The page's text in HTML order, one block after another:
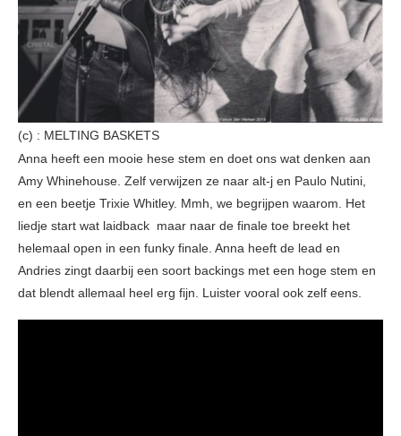
(c) : MELTING BASKETS
Anna heeft een mooie hese stem en doet ons wat denken aan
Amy Whinehouse. Zelf verwijzen ze naar alt-j en Paulo Nutini,
en een beetje Trixie Whitley. Mmh, we begrijpen waarom. Het
liedje start wat laidback maar naar de finale toe breekt het
helemaal open in een funky finale. Anna heeft de lead en
Andries zingt daarbij een soort backings met een hoge stem en
dat blendt allemaal heel erg fijn. Luister vooral ook zelf eens.